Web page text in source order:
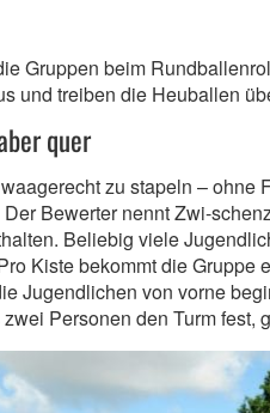
Gruppen beim
und treiben die Heuballen
quer
zu stapeln – ohne
Bewerter nennt Zwi-
Beliebig viele
Kiste bekommt die Gruppe
Jugendlichen von vorne
Personen den Turm fest,